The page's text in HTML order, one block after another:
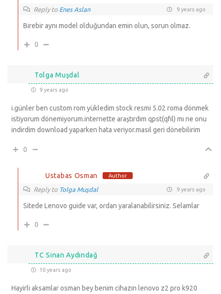
Reply to Enes Aslan 9 years ago
Birebir aynı model olduğundan emin olun, sorun olmaz.
0
Tolga Muşdal
9 years ago
i.günler ben custom rom yükledim stock resmi 5.02 roma dönmek
istiyorum dönemiyorum.internette araştırdım qpst(qfıl) mı ne onu
indirdim download yaparken hata veriyor.masıl geri dönebilirim
0
Ustabas Osman Author
Reply to Tolga Muşdal 9 years ago
Sitede Lenovo guide var, ordan yaralanabilirsiniz. Selamlar
0
TC Sinan Aydındağ
10 years ago
Hayirli aksamlar osman bey benim cihazın lenovo z2 pro k920